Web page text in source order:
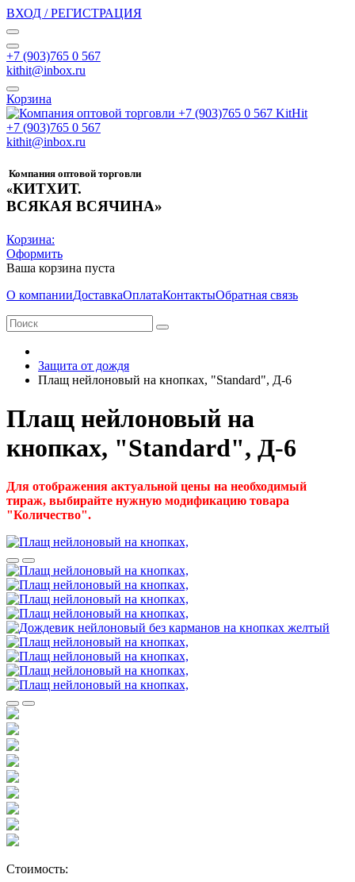
ВХОД / РЕГИСТРАЦИЯ
+7 (903)765 0 567
kithit@inbox.ru
Корзина
+7 (903)765 0 567
kithit@inbox.ru
Компания оптовой торговли
«КИТХИТ.
ВСЯКАЯ ВСЯЧИНА»
Корзина:
Оформить
Ваша корзина пуста
О компанииДоставкаОплатаКонтактыОбратная связь
Защита от дождя
Плащ нейлоновый на кнопках, "Standard", Д-6
Плащ нейлоновый на
кнопках, "Standard", Д-6
Для отображения актуальной цены на необходимый
тираж, выбирайте нужную модификацию товара
"Количество".
Стоимость: